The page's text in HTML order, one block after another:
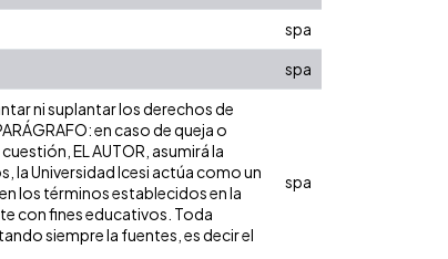
spa
spa
ni suplantar los derechos de
en caso de queja o
EL AUTOR, asumirá la
la Universidad Icesi actúa como un
los términos establecidos en la
con fines educativos. Toda
siempre la fuentes, es decir el
spa